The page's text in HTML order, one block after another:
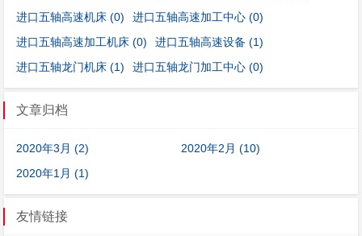
进口五轴高速机床 (0) 进口五轴高速加工中心 (0)
进口五轴高速加工机床 (0) 进口五轴高速设备 (1)
进口五轴龙门机床 (1) 进口五轴龙门加工中心 (0)
文章归档
2020年3月 (2)
2020年2月 (10)
2020年1月 (1)
友情链接